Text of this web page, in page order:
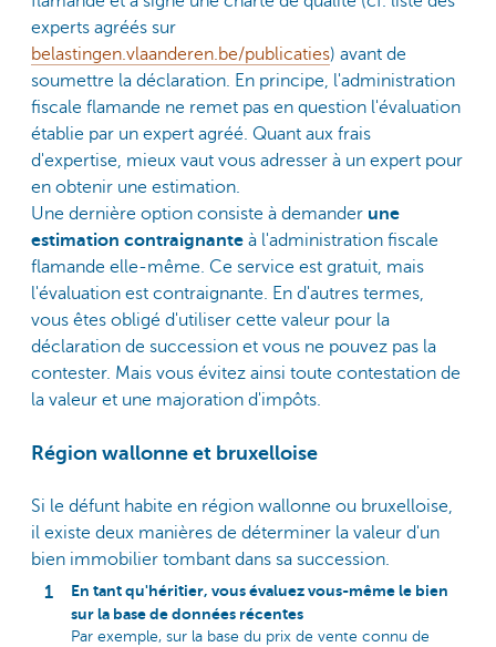
experts agréés sur
belastingen.vlaanderen.be/publicaties) avant de
soumettre la déclaration. En principe, l'administration
fiscale flamande ne remet pas en question l'évaluation
établie par un expert agréé. Quant aux frais
d'expertise, mieux vaut vous adresser à un expert pour
en obtenir une estimation.
Une dernière option consiste à demander une
estimation contraignante à l'administration fiscale
flamande elle-même. Ce service est gratuit, mais
l'évaluation est contraignante. En d'autres termes,
vous êtes obligé d'utiliser cette valeur pour la
déclaration de succession et vous ne pouvez pas la
contester. Mais vous évitez ainsi toute contestation de
la valeur et une majoration d'impôts.
Région wallonne et bruxelloise
Si le défunt habite en région wallonne ou bruxelloise,
il existe deux manières de déterminer la valeur d'un
bien immobilier tombant dans sa succession.
En tant qu'héritier, vous évaluez vous-même le bien
sur la base de données récentes
Par exemple, sur la base du prix de vente connu de